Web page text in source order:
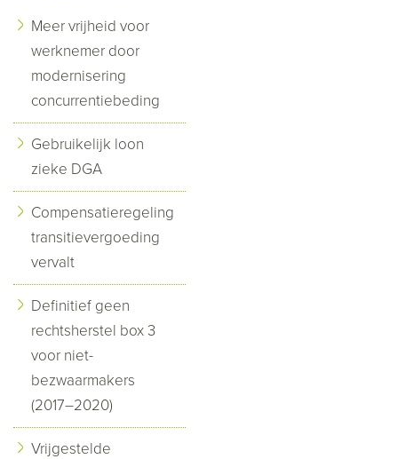
Meer vrijheid voor
werknemer door
modernisering
concurrentiebeding
Gebruikelijk loon
zieke DGA
Compensatieregeling
transitievergoeding
vervalt
Definitief geen
rechtsherstel box 3
voor niet-
bezwaarmakers
(2017–2020)
Vrijgestelde